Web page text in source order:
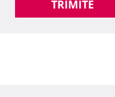
TRIMITE